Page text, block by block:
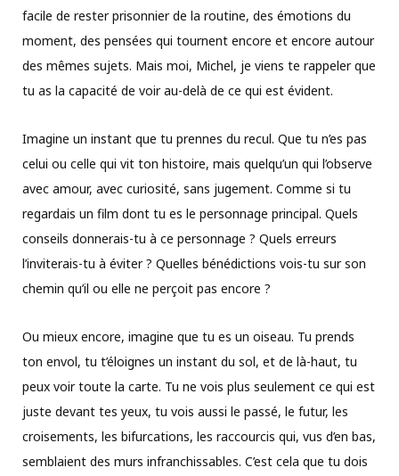
facile de rester prisonnier de la routine, des émotions du
moment, des pensées qui tournent encore et encore autour
des mêmes sujets. Mais moi, Michel, je viens te rappeler que
tu as la capacité de voir au-delà de ce qui est évident.
Imagine un instant que tu prennes du recul. Que tu n’es pas
celui ou celle qui vit ton histoire, mais quelqu’un qui l’observe
avec amour, avec curiosité, sans jugement. Comme si tu
regardais un film dont tu es le personnage principal. Quels
conseils donnerais-tu à ce personnage ? Quels erreurs
l’inviterais-tu à éviter ? Quelles bénédictions vois-tu sur son
chemin qu’il ou elle ne perçoit pas encore ?
Ou mieux encore, imagine que tu es un oiseau. Tu prends
ton envol, tu t’éloignes un instant du sol, et de là-haut, tu
peux voir toute la carte. Tu ne vois plus seulement ce qui est
juste devant tes yeux, tu vois aussi le passé, le futur, les
croisements, les bifurcations, les raccourcis qui, vus d’en bas,
semblaient des murs infranchissables. C’est cela que tu dois